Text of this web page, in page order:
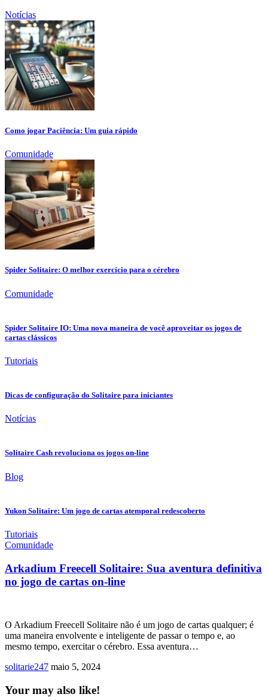
Notícias
Como jogar Paciência: Um guia rápido
Comunidade
Spider Solitaire: O melhor exercício para o cérebro
Comunidade
Spider Solitaire IO: Uma nova maneira de você aproveitar os jogos de
cartas clássicos
Tutoriais
Dicas de configuração do Solitaire para iniciantes
Notícias
Solitaire Cash revoluciona os jogos on-line
Blog
Yukon Solitaire: Um jogo de cartas atemporal redescoberto
Tutoriais
Comunidade
Arkadium Freecell Solitaire: Sua aventura definitiva
no jogo de cartas on-line
O Arkadium Freecell Solitaire não é um jogo de cartas qualquer; é
uma maneira envolvente e inteligente de passar o tempo e, ao
mesmo tempo, exercitar o cérebro. Essa aventura…
solitarie247 maio 5, 2024
Your may also like!